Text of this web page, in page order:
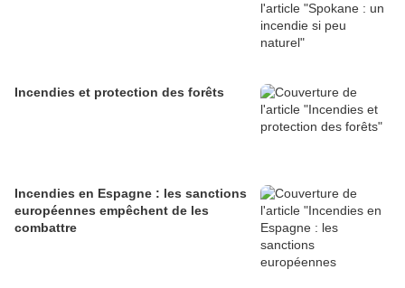
Incendies et protection des forêts
Incendies en Espagne : les sanctions
européennes empêchent de les
combattre